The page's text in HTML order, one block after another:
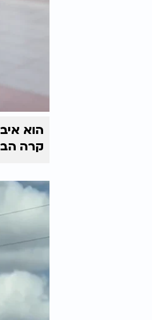
קרה